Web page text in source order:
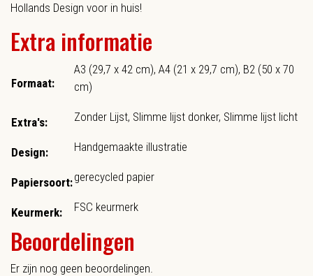
Hollands Design voor in huis!
Extra informatie
Formaat:
A3 (29,7 x 42 cm), A4 (21 x 29,7 cm), B2 (50 x 70
cm)
Extra's: Zonder Lijst, Slimme lijst donker, Slimme lijst licht
Design: Handgemaakte illustratie
Papiersoort:gerecycled papier
Keurmerk: FSC keurmerk
Beoordelingen
Er zijn nog geen beoordelingen.